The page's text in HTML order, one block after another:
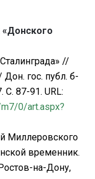
«Донского
//
гос. публ. б-
С. 87-91. URL:
m7/0/art.aspx?
Миллеровского
временник.
на-Дону,